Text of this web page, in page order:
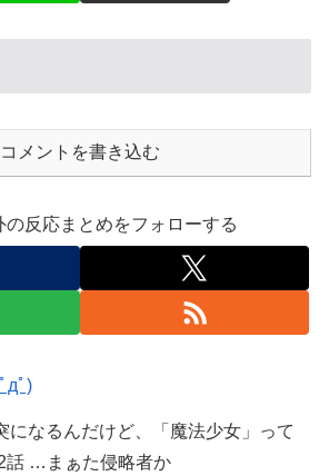
コメントを書き込む
の反応まとめをフォローする
дﾟ)
になるんだけど、「魔法少女」って
話 …まぁた侵略者か